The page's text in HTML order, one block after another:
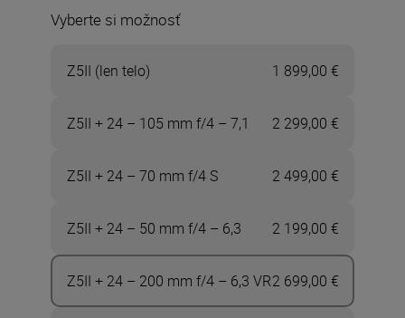
Vyberte si možnosť
Z5II (len telo) 1 899,00 €
Z5II + 24 – 105 mm f/4 – 7,1 2 299,00 €
Z5II + 24 – 70 mm f/4 S 2 499,00 €
Z5II + 24 – 50 mm f/4 – 6,3 2 199,00 €
Z5II + 24 – 200 mm f/4 – 6,3 VR2 699,00 €